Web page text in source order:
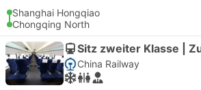
Shanghai Hongqiao
Chongqing North
Sitz zweiter Klasse |
China Railway